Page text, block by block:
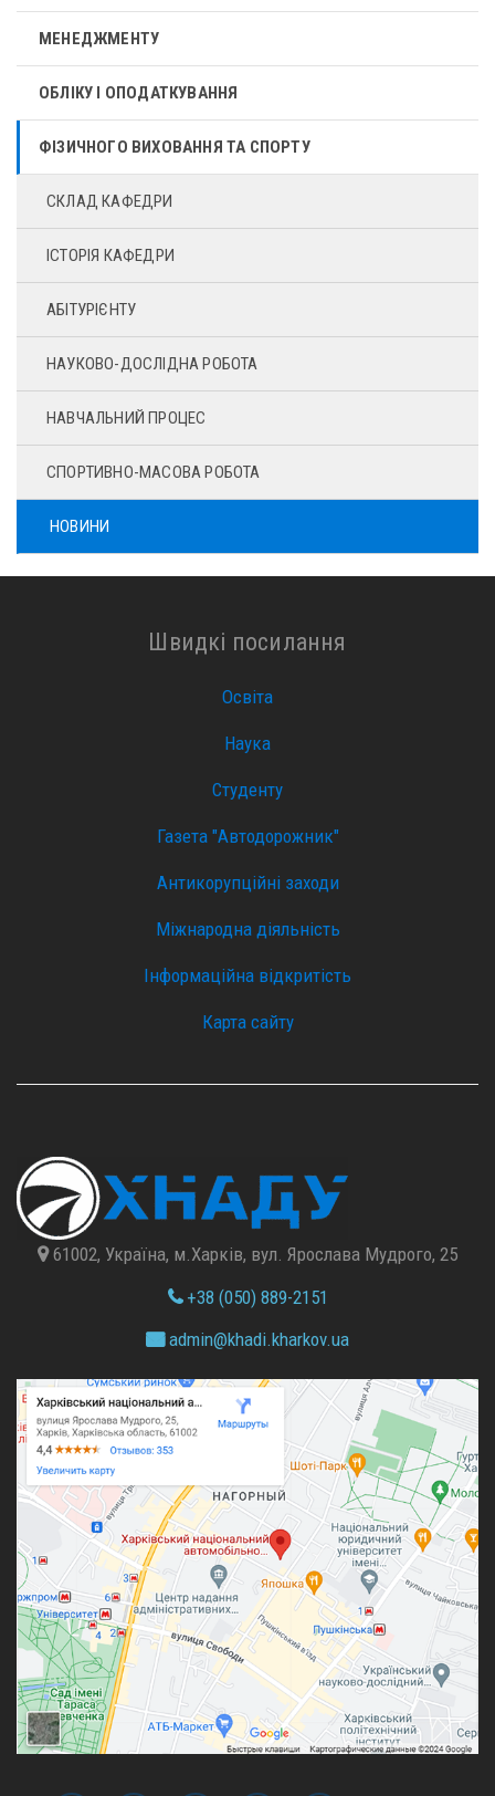
МЕНЕДЖМЕНТУ
ОБЛІКУ І ОПОДАТКУВАННЯ
ФІЗИЧНОГО ВИХОВАННЯ ТА СПОРТУ
СКЛАД КАФЕДРИ
ІСТОРІЯ КАФЕДРИ
АБІТУРІЄНТУ
НАУКОВО-ДОСЛІДНА РОБОТА
НАВЧАЛЬНИЙ ПРОЦЕС
СПОРТИВНО-МАСОВА РОБОТА
НОВИНИ
Швидкі посилання
Освіта
Наука
Студенту
Газета "Автодорожник"
Антикорупційні заходи
Міжнародна діяльність
Інформаційна відкритість
Карта сайту
61002, Україна, м.Харків, вул. Ярослава Мудрого, 25
+38 (050) 889-2151
admin@khadi.kharkov.ua